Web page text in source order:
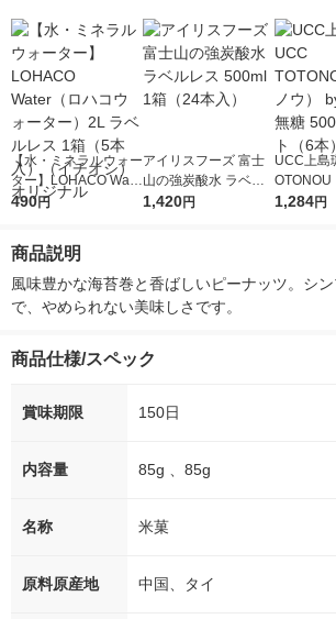
【水・ミネラルウォー
ター】LOHACO Wate
r（ロハコウォータ
シ） オリジナル
490円
アイリスフーズ 富士
山の強炭酸水 ラベル
レス 500ml 1箱（24
1,420円
UCC上島
OTONOU
ウ） by
1,284円
商品説明
風味豊かな海苔巻と香ばしいピーナッツ。シ
で、やめられない美味しさです。
商品仕様/スペック
賞味期限 150日
内容量 85g 、85g
名称 米菓
原料原産地 中国、タイ